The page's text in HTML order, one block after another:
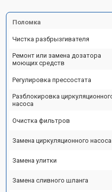
Поломка
Чистка разбрызгивателя
Ремонт или замена дозатора
моющих средств
Регулировка прессостата
Разблокировка
насоса
Очистка фильтров
Замена циркуляционного насоса
Замена улитки
Замена сливного шланга